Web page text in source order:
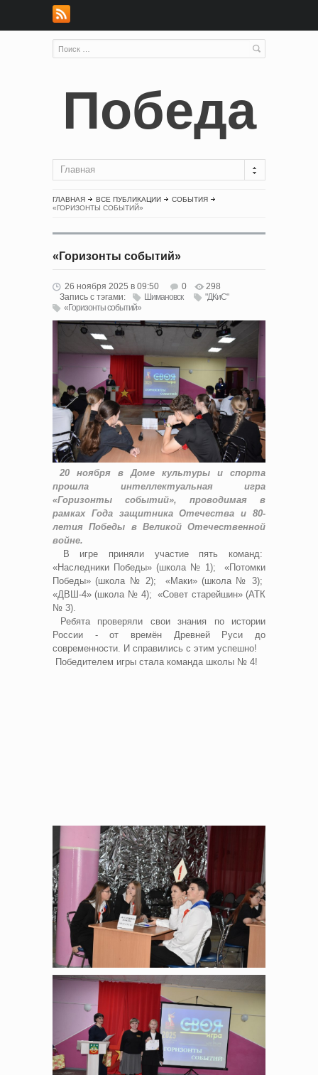
Победа
Главная
ГЛАВНАЯ ВСЕ ПУБЛИКАЦИИ
СОБЫТИЯ
«ГОРИЗОНТЫ СОБЫТИЙ»
«Горизонты событий»
26 ноября 2025 в 09:50 0
298
Запись с тэгами:
Шимановск
"ДКиС"
«Горизонты событий»
20 ноября в Доме культуры и спорта
прошла интеллектуальная игра
«Горизонты событий», проводимая в
рамках Года защитника Отечества и 80-
летия Победы в Великой Отечественной
войне.
В игре приняли участие пять команд:
«Наследники Победы» (школа № 1); «Потомки
Победы» (школа № 2); «Маки» (школа № 3);
«ДВШ-4» (школа № 4); «Совет старейшин» (АТК
№ 3).
Ребята проверяли свои знания по истории
России - от времён Древней Руси до
современности. И справились с этим успешно!
Победителем игры стала команда школы № 4!